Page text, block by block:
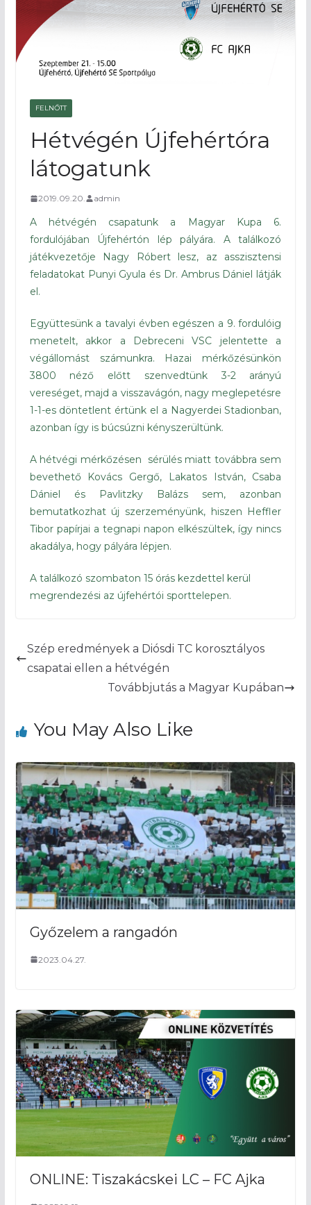
FELNŐTT
Hétvégén Újfehértóra
látogatunk
2019.09.20. admin
A hétvégén csapatunk a Magyar Kupa 6.
fordulójában Újfehértón lép pályára. A találkozó
játékvezetője Nagy Róbert lesz, az asszisztensi
feladatokat Punyi Gyula és Dr. Ambrus Dániel látják
el.
Együttesünk a tavalyi évben egészen a 9. fordulóig
menetelt, akkor a Debreceni VSC jelentette a
végállomást számunkra. Hazai mérkőzésünkön
3800 néző előtt szenvedtünk 3-2 arányú
vereséget, majd a visszavágón, nagy meglepetésre
1-1-es döntetlent értünk el a Nagyerdei Stadionban,
azonban így is búcsúzni kényszerültünk.
A hétvégi mérkőzésen sérülés miatt továbbra sem
bevethető Kovács Gergő, Lakatos István, Csaba
Dániel és Pavlitzky Balázs sem, azonban
bemutatkozhat új szerzeményünk, hiszen Heffler
Tibor papírjai a tegnapi napon elkészültek, így nincs
akadálya, hogy pályára lépjen.
A találkozó szombaton 15 órás kezdettel kerül
megrendezési az újfehértói sporttelepen.
Szép eredmények a Diósdi TC korosztályos
csapatai ellen a hétvégén
Továbbjutás a Magyar Kupában
You May Also Like
Győzelem a rangadón
2023.04.27.
ONLINE: Tiszakácskei LC – FC Ajka